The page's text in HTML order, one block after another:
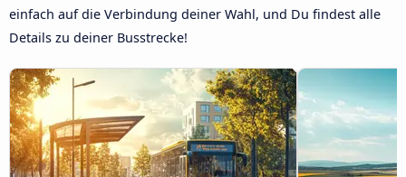
einfach auf die Verbindung deiner Wahl, und Du findest alle
Details zu deiner Busstrecke!